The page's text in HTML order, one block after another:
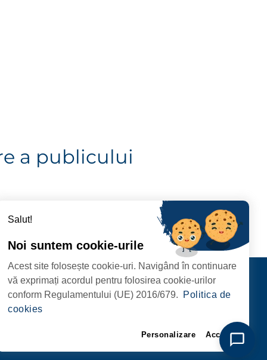
a publicului
NR. 1 CORP M,
Contact
URMĂRIȚI-NE
Salut!
Noi suntem cookie-urile
Acest site folosește cookie-uri. Navigând în continuare
vă exprimați acordul pentru folosirea cookie-urilor
conform Regulamentului (UE) 2016/679.
Politica de
cookies
Personalizare Accept